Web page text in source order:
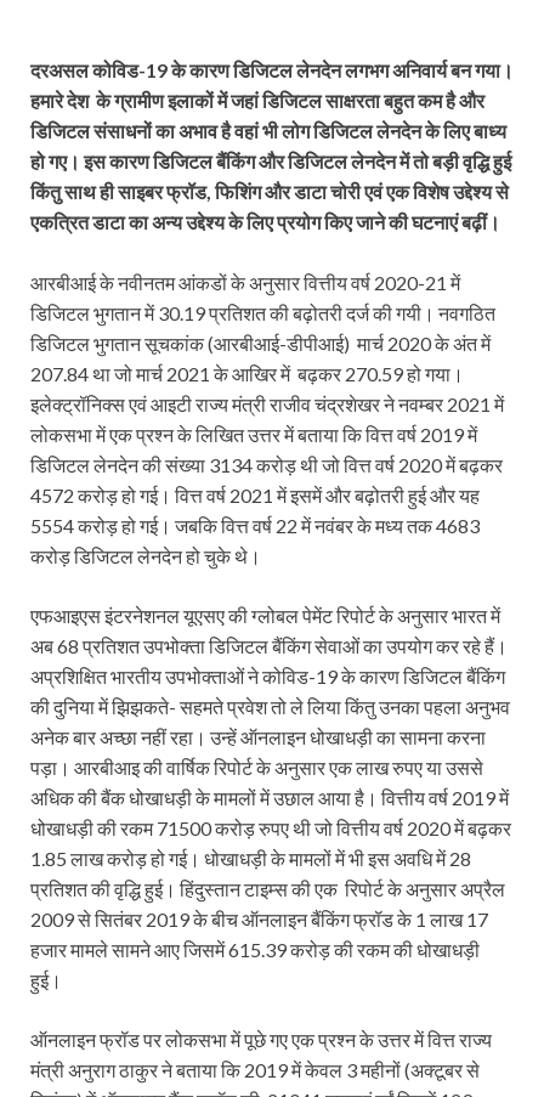
दरअसल कोविड-19 के कारण डिजिटल लेनदेन लगभग अनिवार्य बन गया।
हमारे देश के ग्रामीण इलाकों में जहां डिजिटल साक्षरता बहुत कम है और
डिजिटल संसाधनों का अभाव है वहां भी लोग डिजिटल लेनदेन के लिए बाध्य
हो गए। इस कारण डिजिटल बैंकिंग और डिजिटल लेनदेन में तो बड़ी वृद्धि हुई
किंतु साथ ही साइबर फ्रॉड, फिशिंग और डाटा चोरी एवं एक विशेष उद्देश्य से
एकत्रित डाटा का अन्य उद्देश्य के लिए प्रयोग किए जाने की घटनाएं बढ़ीं।
आरबीआई के नवीनतम आंकडों के अनुसार वित्तीय वर्ष 2020-21 में
डिजिटल भुगतान में 30.19 प्रतिशत की बढ़ोतरी दर्ज की गयी। नवगठित
डिजिटल भुगतान सूचकांक (आरबीआई-डीपीआई) मार्च 2020 के अंत में
207.84 था जो मार्च 2021 के आखिर में बढ़कर 270.59 हो गया।
इलेक्ट्रॉनिक्स एवं आइटी राज्य मंत्री राजीव चंद्रशेखर ने नवम्बर 2021 में
लोकसभा में एक प्रश्न के लिखित उत्तर में बताया कि वित्त वर्ष 2019 में
डिजिटल लेनदेन की संख्या 3134 करोड़ थी जो वित्त वर्ष 2020 में बढ़कर
4572 करोड़ हो गई। वित्त वर्ष 2021 में इसमें और बढ़ोतरी हुई और यह
5554 करोड़ हो गई। जबकि वित्त वर्ष 22 में नवंबर के मध्य तक 4683
करोड़ डिजिटल लेनदेन हो चुके थे।
एफआइएस इंटरनेशनल यूएसए की ग्लोबल पेमेंट रिपोर्ट के अनुसार भारत में
अब 68 प्रतिशत उपभोक्ता डिजिटल बैंकिंग सेवाओं का उपयोग कर रहे हैं।
अप्रशिक्षित भारतीय उपभोक्ताओं ने कोविड-19 के कारण डिजिटल बैंकिंग
की दुनिया में झिझकते- सहमते प्रवेश तो ले लिया किंतु उनका पहला अनुभव
अनेक बार अच्छा नहीं रहा। उन्हें ऑनलाइन धोखाधड़ी का सामना करना
पड़ा। आरबीआइ की वार्षिक रिपोर्ट के अनुसार एक लाख रुपए या उससे
अधिक की बैंक धोखाधड़ी के मामलों में उछाल आया है। वित्तीय वर्ष 2019 में
धोखाधड़ी की रकम 71500 करोड़ रुपए थी जो वित्तीय वर्ष 2020 में बढ़कर
1.85 लाख करोड़ हो गई। धोखाधड़ी के मामलों में भी इस अवधि में 28
प्रतिशत की वृद्धि हुई। हिंदुस्तान टाइम्स की एक रिपोर्ट के अनुसार अप्रैल
2009 से सितंबर 2019 के बीच ऑनलाइन बैंकिंग फ्रॉड के 1 लाख 17
हजार मामले सामने आए जिसमें 615.39 करोड़ की रकम की धोखाधड़ी
हुई।
ऑनलाइन फ्रॉड पर लोकसभा में पूछे गए एक प्रश्न के उत्तर में वित्त राज्य
मंत्री अनुराग ठाकुर ने बताया कि 2019 में केवल 3 महीनों (अक्टूबर से